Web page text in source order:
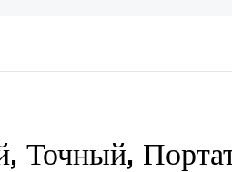
Точный,